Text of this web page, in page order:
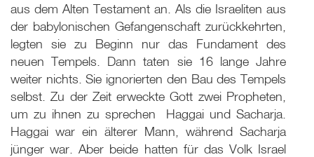
aus dem Alten Testament an. Als die Israeliten aus
der babylonischen Gefangenschaft zurückkehrten,
legten sie zu Beginn nur das Fundament des
neuen Tempels. Dann taten sie 16 lange Jahre
weiter nichts. Sie ignorierten den Bau des Tempels
selbst. Zu der Zeit erweckte Gott zwei Propheten,
um zu ihnen zu sprechen ­ Haggai und Sacharja.
Haggai war ein älterer Mann, während Sacharja
jünger war. Aber beide hatten für das Volk Israel